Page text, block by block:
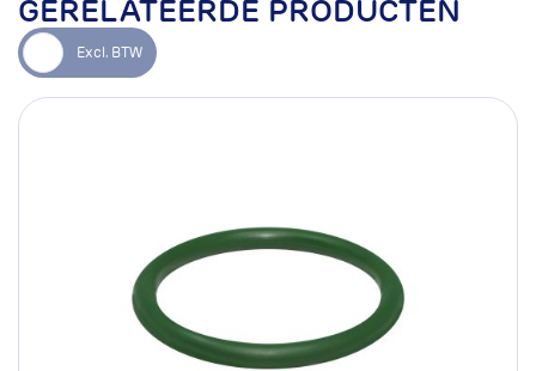
Standaard o-ring
Optionele o-ring
Keuring
Artikelnummer
108x54
GERELATEERDE PRODUCTEN